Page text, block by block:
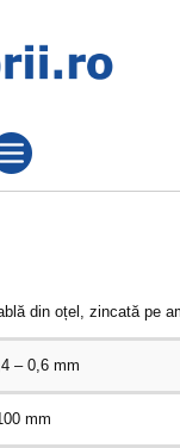
din oțel, zincată pe
– 0,6 mm
mm